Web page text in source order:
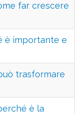
far crescere
è importante e
trasformare
è la